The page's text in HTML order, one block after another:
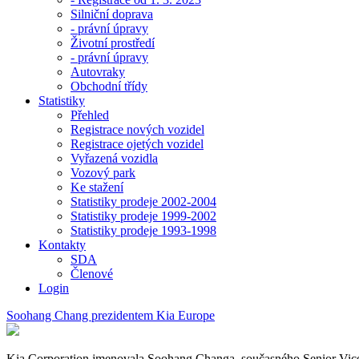
Silniční doprava
- právní úpravy
Životní prostředí
- právní úpravy
Autovraky
Obchodní třídy
Statistiky
Přehled
Registrace nových vozidel
Registrace ojetých vozidel
Vyřazená vozidla
Vozový park
Ke stažení
Statistiky prodeje 2002-2004
Statistiky prodeje 1999-2002
Statistiky prodeje 1993-1998
Kontakty
SDA
Členové
Login
Soohang Chang prezidentem Kia Europe